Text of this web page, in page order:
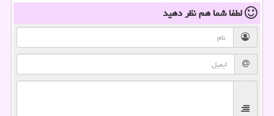
لطفا شما همنظر دهید